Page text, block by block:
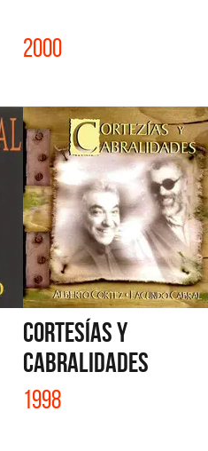
2000
CORTESÍAS Y
CABRALIDADES
1998